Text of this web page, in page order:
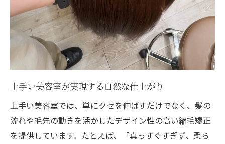
上手い美容室が実現する自然な仕上がり
上手い美容室では、単にクセを伸ばすだけでなく、髪の
流れや毛先の動きを活かしたデザイン性の高い縮毛矯正
を提供しています。たとえば、「真っすぐすぎず、柔ら